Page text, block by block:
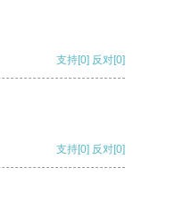
支持[0] 反对[0]
支持[0] 反对[0]